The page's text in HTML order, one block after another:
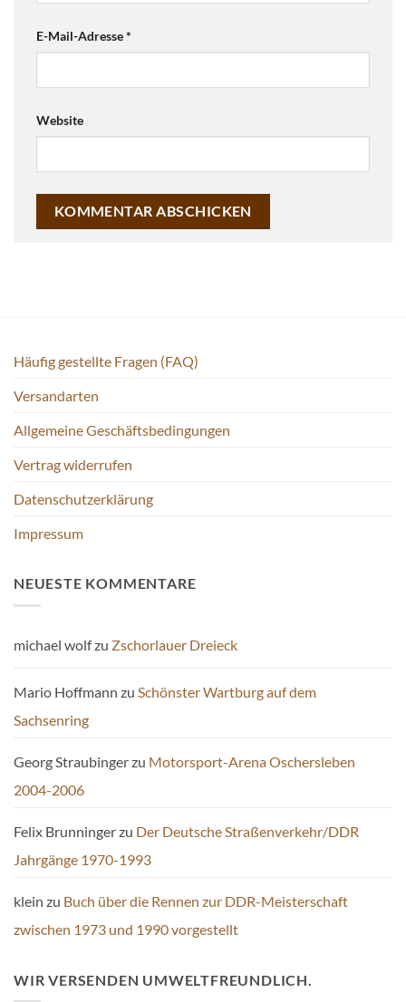
E-Mail-Adresse*
Website
Häufig gestellte Fragen (FAQ)
Versandarten
Allgemeine Geschäftsbedingungen
Vertrag widerrufen
Datenschutzerklärung
Impressum
NEUESTE KOMMENTARE
michael wolfzu Zschorlauer Dreieck
Mario Hoffmann zu Schönster Wartburg auf dem
Sachsenring
Georg Straubingerzu Motorsport-Arena Oschersleben
2004-2006
Felix Brunningerzu Der Deutsche Straßenverkehr/DDR
Jahrgänge 1970-1993
klein zu Buch über die Rennen zur DDR-Meisterschaft
zwischen 1973 und 1990 vorgestellt
WIR VERSENDEN UMWELTFREUNDLICH.